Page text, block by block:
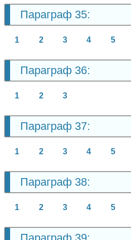
Параграф 35:
1 2 3 4 5
Параграф 36:
1 2 3
Параграф 37:
1 2 3 4 5
Параграф 38:
1 2 3 4 5